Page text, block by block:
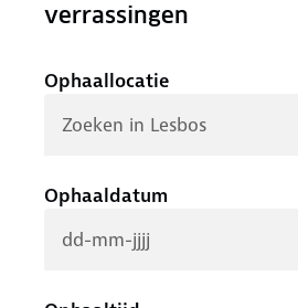
verrassingen
Ophaallocatie
Ophaaldatum